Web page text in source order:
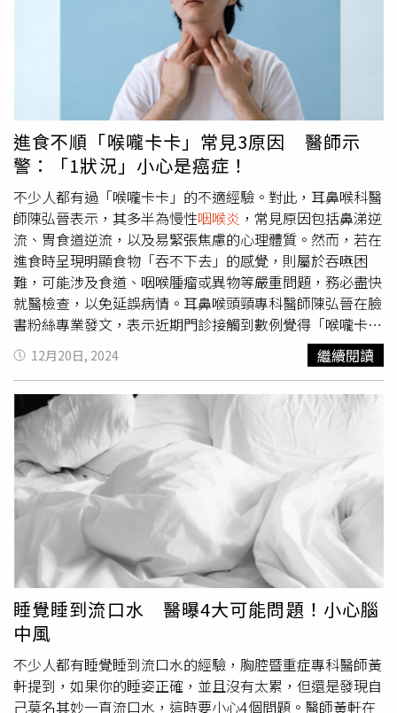
她是得了由細菌引起的「急性咽喉炎」，由於喉嚨腫脹情況
較為嚴重，醫師還開了抗生素，所幸吃完藥後病情已逐漸好
轉。歷經富國島驚魂後，她也心有餘悸直呼「千躲萬躲還是
躲不過…太恐怖了…大家出國一定要小心。」並呼籲大家出
國旅遊前，除了要小心食物中毒外，也要確保自身的免疫
力，以免在抵抗力不足的情況下，不小心感染中鏢。
進食不順「喉嚨卡卡」常見3原因 醫師示
警：「1狀況」小心是癌症！
不少人都有過「喉嚨卡卡」的不適經驗。對此，耳鼻喉科醫
師陳弘晉表示，其多半為慢性咽喉炎 ，常見原因包括鼻涕逆
流、胃食道逆流，以及易緊張焦慮的心理體質。然而，若在
進食時呈現明顯食物「吞不下去」的感覺，則屬於吞嚥困
難，可能涉及食道、咽喉腫瘤或異物等嚴重問題，務必盡快
就醫檢查，以免延誤病情。耳鼻喉頭頸專科醫師陳弘晉在臉
書粉絲專業發文，表示近期門診接觸到數例覺得「喉嚨卡
卡」的患者，也有主訴「吞嚥困難」的病人。他特別指出，
這兩者之間有很大不同，臨床上「喉嚨卡卡」大部分是良性
功能性疾病的「慢性咽喉炎」所引起，但是「吞嚥困難」則
往往暗示食道具有可能的病變，是需要高度留意的症狀！至
於這兩者該如何區分，陳弘晉煮出，喉嚨卡卡的患者在進食
時多半沒有症狀，又因牽涉心理因素，症狀往往在專注檢視
自身吞嚥口水時呈現強烈的異物感，像是喉嚨有一顆球存在
沒辦法吞嚥乾淨，又稱「臆球症」。而吞嚥困難的患者，會
在進食時明顯感覺「食物無法順利嚥下去」。此外，喉嚨卡
卡的患者，其「異物感」在進食時較不明顯，不適症狀也不
會因為正在進食的是固態或液態食物呈現差異。但吞嚥困難
患者，則會明顯表現出吞嚥固態食物比液態更加困難的情
況。陳弘晉指出，「喉嚨卡卡」狀況，往往由耳鼻喉科醫師
執行「咽喉內視鏡檢查」，多半是慢性咽喉炎，具有以下三
大常見原因：一、「鼻涕逆流」，患者可能會有噴嚏鼻水相
關鼻過敏症況。二、「胃食道逆流」，這是現代人慢性咽喉
炎大部分且非常常見的原因，內視鏡下可能伴隨食道入口咽
喉黏膜水腫或是聲帶水腫。患者還可能會有容易脹氣，打
12月20日, 2024 繼續閱讀
睡覺睡到流口水 醫曝4大可能問題！小心腦
中風
不少人都有睡覺睡到流口水的經驗，胸腔暨重症專科醫師黃
軒提到，如果你的睡姿正確，並且沒有太累，但還是發現自
己莫名其妙一直流口水，這時要小心4個問題。醫師黃軒在